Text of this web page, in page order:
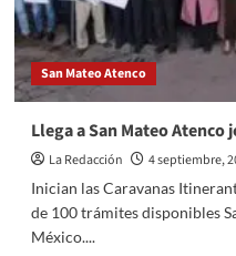
San Mateo Atenco
Llega a San Mateo
La Redacción
4 septiembre,
Inician las Caravanas
de 100 trámites disponibles
México....